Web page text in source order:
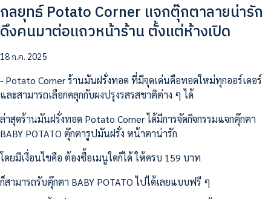
กลยุทธ์ Potato Corner แจกตุ๊กตาลายน่ารัก
ดึงคนมาต่อแถวหน้าร้าน ตั้งแต่ห้างเปิด
18 ก.ค. 2025
- Potato Corner ร้านมันฝรั่งทอด ที่มีจุดเด่นคือทอดใหม่ทุกออร์เดอร์
และสามารถเลือกคลุกกับผงปรุงรสรสชาติต่าง ๆ ได้
ล่าสุดร้านมันฝรั่งทอด Potato Corner ได้มีการจัดกิจกรรมแจกตุ๊กตา
BABY POTATO ตุ๊กตารูปมันฝรั่ง หน้าตาน่ารัก
โดยมีเงื่อนไขคือ ต้องซื้อเมนูใดก็ได้ ให้ครบ 159 บาท
ก็สามารถรับตุ๊กตา BABY POTATO ไปได้เลยแบบฟรี ๆ